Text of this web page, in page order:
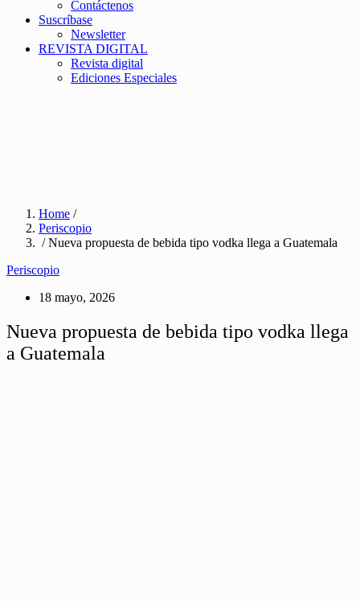
Contáctenos
Suscríbase
Newsletter
REVISTA DIGITAL
Revista digital
Ediciones Especiales
Home /
Periscopio
/ Nueva propuesta de bebida tipo vodka llega a Guatemala
Periscopio
18 mayo, 2026
Nueva propuesta de bebida tipo vodka llega
a Guatemala